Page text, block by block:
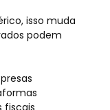
isso muda
podem